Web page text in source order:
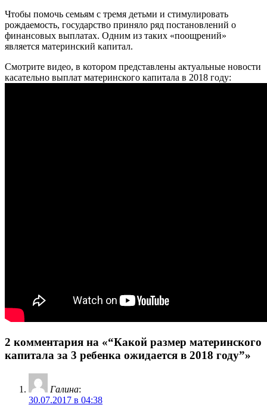
Чтобы помочь семьям с тремя детьми и стимулировать
рождаемость, государство приняло ряд постановлений о
финансовых выплатах. Одним из таких «поощрений»
является материнский капитал.
Смотрите видео, в котором представлены актуальные новости
касательно выплат материнского капитала в 2018 году:
2 комментария на «“Какой размер материнского
капитала за 3 ребенка ожидается в 2018 году”»
Галина:
30.07.2017 в 04:38